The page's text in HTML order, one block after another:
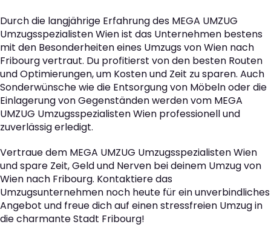
Durch die langjährige Erfahrung des MEGA UMZUG
Umzugsspezialisten Wien ist das Unternehmen bestens
mit den Besonderheiten eines Umzugs von Wien nach
Fribourg vertraut. Du profitierst von den besten Routen
und Optimierungen, um Kosten und Zeit zu sparen. Auch
Sonderwünsche wie die Entsorgung von Möbeln oder die
Einlagerung von Gegenständen werden vom MEGA
UMZUG Umzugsspezialisten Wien professionell und
zuverlässig erledigt.
Vertraue dem MEGA UMZUG Umzugsspezialisten Wien
und spare Zeit, Geld und Nerven bei deinem Umzug von
Wien nach Fribourg. Kontaktiere das
Umzugsunternehmen noch heute für ein unverbindliches
Angebot und freue dich auf einen stressfreien Umzug in
die charmante Stadt Fribourg!